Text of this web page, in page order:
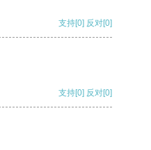
支持[0] 反对[0]
支持[0] 反对[0]